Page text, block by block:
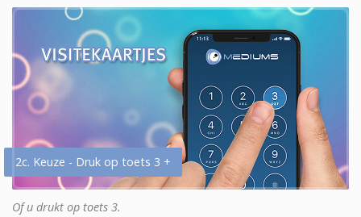
2c. Keuze - Druk op toets 3 +
Of u drukt op toets 3.